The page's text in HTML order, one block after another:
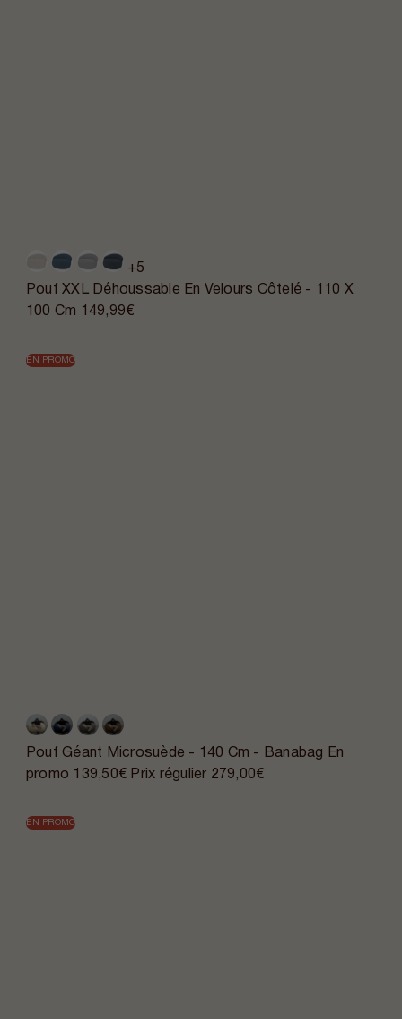
+5
Pouf XXL Déhoussable En Velours Côtelé - 110 X
100 Cm
149,99€
EN PROMO
Pouf Géant Microsuède - 140 Cm - Banabag
En
promo 139,50€ Prix régulier 279,00€
EN PROMO